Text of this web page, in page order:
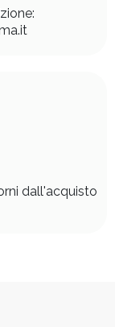
dall'acquisto